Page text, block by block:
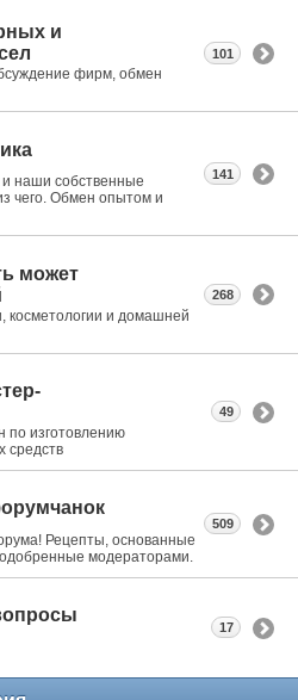
и
фирм, обмен
101
наши собственные
чего. Обмен опытом и
141
может
косметологии и домашней
268
по изготовлению
средств
49
Рецепты, основанные
модераторами.
509
17